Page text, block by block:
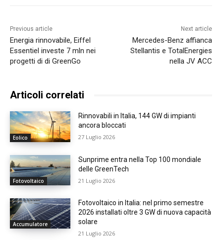
Previous article
Energia rinnovabile, Eiffel
Essentiel investe 7 mln nei
progetti di di GreenGo
Next article
Mercedes-Benz affianca
Stellantis e TotalEnergies
nella JV ACC
Articoli correlati
Eolico
Rinnovabili in Italia, 144 GW di impianti
ancora bloccati
27 Luglio 2026
Fotovoltaico
Sunprime entra nella Top 100 mondiale
delle GreenTech
21 Luglio 2026
Accumulatore
Fotovoltaico in Italia: nel primo semestre
2026 installati oltre 3 GW di nuova capacità
solare
21 Luglio 2026